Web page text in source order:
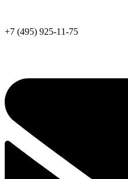
+7 (495) 925-11-75